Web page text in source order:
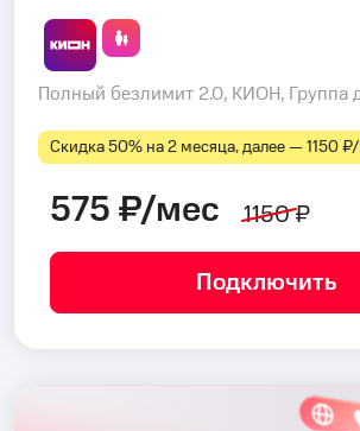
Полный безлимит 2.0, КИОН, Группа
Скидка 50% на 2 месяца, далее — 1150
575 ₽/мес 1150 ₽
Подключить